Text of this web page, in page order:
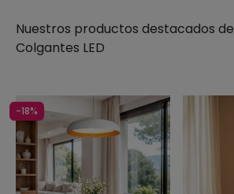
Nuestros productos destacados de
Colgantes LED
-18%